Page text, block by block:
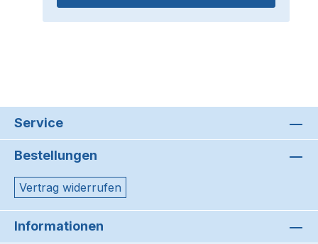
Service
Bestellungen
Vertrag widerrufen
Informationen